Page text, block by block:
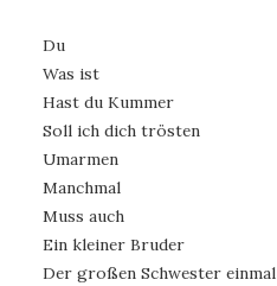
Du
Was ist
Hast du Kummer
Soll ich dich trösten
Umarmen
Manchmal
Muss auch
Ein kleiner Bruder
Der großen Schwester einmal